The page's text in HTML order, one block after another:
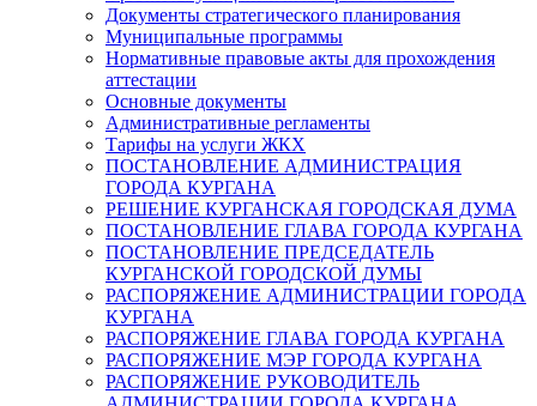
Документы стратегического планирования
Муниципальные программы
Нормативные правовые акты для прохождения
аттестации
Основные документы
Административные регламенты
Тарифы на услуги ЖКХ
ПОСТАНОВЛЕНИЕ АДМИНИСТРАЦИЯ
ГОРОДА КУРГАНА
РЕШЕНИЕ КУРГАНСКАЯ ГОРОДСКАЯ ДУМА
ПОСТАНОВЛЕНИЕ ГЛАВА ГОРОДА КУРГАНА
ПОСТАНОВЛЕНИЕ ПРЕДСЕДАТЕЛЬ
КУРГАНСКОЙ ГОРОДСКОЙ ДУМЫ
РАСПОРЯЖЕНИЕ АДМИНИСТРАЦИИ ГОРОДА
КУРГАНА
РАСПОРЯЖЕНИЕ ГЛАВА ГОРОДА КУРГАНА
РАСПОРЯЖЕНИЕ МЭР ГОРОДА КУРГАНА
РАСПОРЯЖЕНИЕ РУКОВОДИТЕЛЬ